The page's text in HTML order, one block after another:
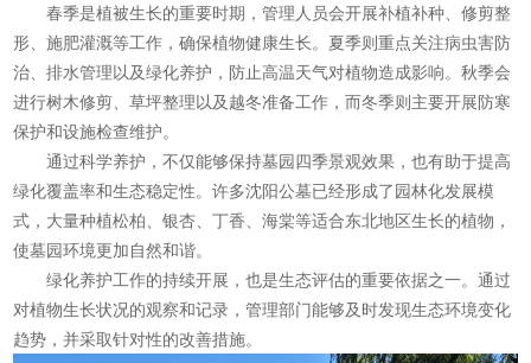
春季是植被生长的重要时期，管理人员会开展补植补种、修剪整
形、施肥灌溉等工作，确保植物健康生长。夏季则重点关注病虫害防
治、排水管理以及绿化养护，防止高温天气对植物造成影响。秋季会
进行树木修剪、草坪整理以及越冬准备工作，而冬季则主要开展防寒
保护和设施检查维护。
通过科学养护，不仅能够保持墓园四季景观效果，也有助于提高
绿化覆盖率和生态稳定性。许多沈阳公墓已经形成了园林化发展模
式，大量种植松柏、银杏、丁香、海棠等适合东北地区生长的植物，
使墓园环境更加自然和谐。
绿化养护工作的持续开展，也是生态评估的重要依据之一。通过
对植物生长状况的观察和记录，管理部门能够及时发现生态环境变化
趋势，并采取针对性的改善措施。